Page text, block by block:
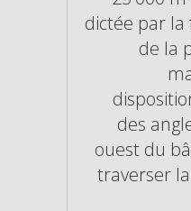
dictée par
de la
des
ouest du
traverser